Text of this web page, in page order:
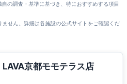
の調査・基準に基づき、特におすすめする項目
せん。詳細は各施設の公式サイトをご確認くだ
京都モモテラス店